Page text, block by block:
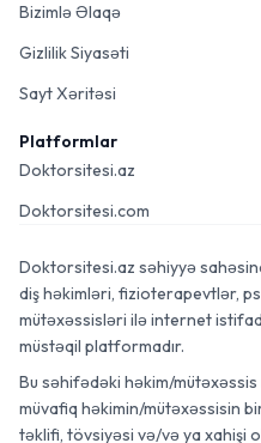
Bizimlə Əlaqə
Gizlilik Siyasəti
Sayt Xəritəsi
Platformlar
Doktorsitesi.az
Doktorsitesi.com
Doktorsitesi.az səhiyyə
diş həkimləri, fizioterapevtlər,
mütəxəssisləri ilə internet
müstəqil platformadır.
Bu səhifədəki həkim/
müvafiq həkimin/mütəxəssisin
təklifi, tövsiyəsi və/və ya xahişi